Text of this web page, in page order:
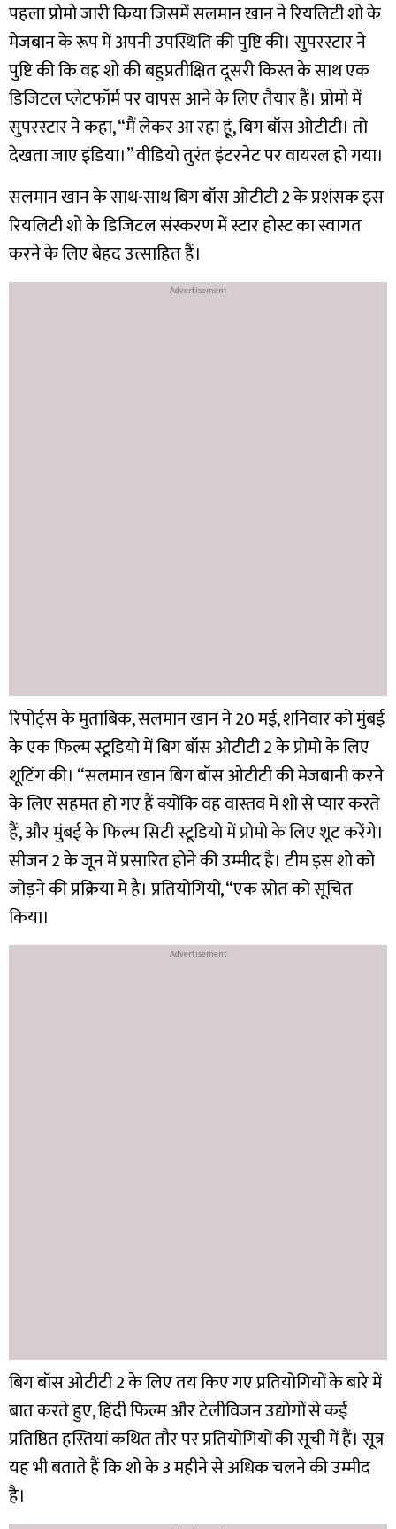
पहला प्रोमो जारी किया जिसमें सलमान खान ने रियलिटी शो के
मेजबान के रूप में अपनी उपस्थिति की पुष्टि की। सुपरस्टार ने
पुष्टि की कि वह शो की बहुप्रतीक्षित दूसरी किस्त के साथ एक
डिजिटल प्लेटफॉर्म पर वापस आने के लिए तैयार हैं। प्रोमो में
सुपरस्टार ने कहा, “मैं लेकर आ रहा हूं, बिग बॉस ओटीटी। तो
देखता जाए इंडिया।” वीडियो तुरंत इंटरनेट पर वायरल हो गया।
सलमान खान के साथ-साथ बिग बॉस ओटीटी 2 के प्रशंसक इस
रियलिटी शो के डिजिटल संस्करण में स्टार होस्ट का स्वागत
करने के लिए बेहद उत्साहित हैं।
रिपोर्ट्स के मुताबिक, सलमान खान ने 20 मई, शनिवार को मुंबई
के एक फिल्म स्टूडियो में बिग बॉस ओटीटी 2 के प्रोमो के लिए
शूटिंग की। “सलमान खान बिग बॉस ओटीटी की मेजबानी करने
के लिए सहमत हो गए हैं क्योंकि वह वास्तव में शो से प्यार करते
हैं, और मुंबई के फिल्म सिटी स्टूडियो में प्रोमो के लिए शूट करेंगे।
सीजन 2 के जून में प्रसारित होने की उम्मीद है। टीम इस शो को
जोड़ने की प्रक्रिया में है। प्रतियोगियों, “एक स्रोत को सूचित
किया।
बिग बॉस ओटीटी 2 के लिए तय किए गए प्रतियोगियों के बारे में
बात करते हुए, हिंदी फिल्म और टेलीविजन उद्योगों से कई
प्रतिष्ठित हस्तियां कथित तौर पर प्रतियोगियों की सूची में हैं। सूत्र
यह भी बताते हैं कि शो के 3 महीने से अधिक चलने की उम्मीद
है।